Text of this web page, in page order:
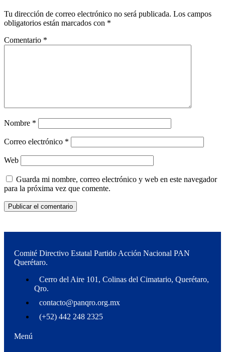
Tu dirección de correo electrónico no será publicada. Los campos
obligatorios están marcados con *
Comentario *
Nombre *
Correo electrónico *
Web
Guarda mi nombre, correo electrónico y web en este navegador
para la próxima vez que comente.
Comité Directivo Estatal Partido Acción Nacional PAN
Querétaro.
Cerro del Aire 101, Colinas del Cimatario, Querétaro,
Qro.
contacto@panqro.org.mx
(+52) 442 248 2325
Menú